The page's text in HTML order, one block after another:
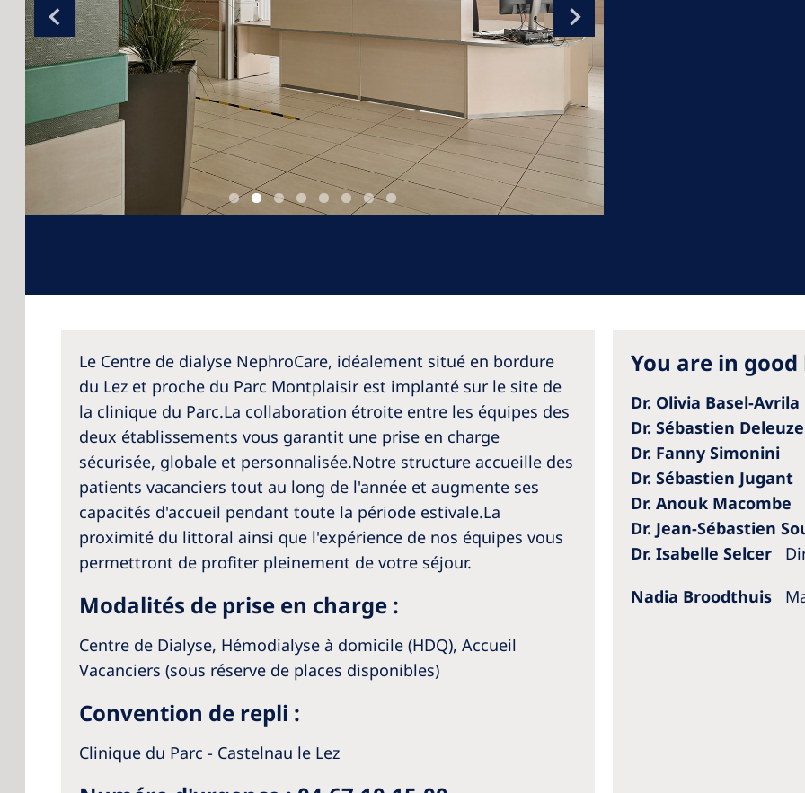
Romania
Russia
Asia Pacific
Asia Pacific
Australia
Philippines
Le Centre de dialyse NephroCare, idéalement situé en bordure
du Lez et proche du Parc Montplaisir est implanté sur le site de
la clinique du Parc.La collaboration étroite entre les équipes des
deux établissements vous garantit une prise en charge
sécurisée, globale et personnalisée.Notre structure accueille des
patients vacanciers tout au long de l'année et augmente ses
capacités d'accueil pendant toute la période estivale.La
proximité du littoral ainsi que l'expérience de nos équipes vous
permettront de profiter pleinement de votre séjour.
Modalités de prise en charge :
Centre de Dialyse, Hémodialyse à domicile (HDQ), Accueil
Vacanciers (sous réserve de places disponibles)
Convention de repli :
Clinique du Parc - Castelnau le Lez
You are in
Dr. Olivia Basel-Avrila
Dr. Sébastien Deleuze
Dr. Fanny Simonini
Dr. Sébastien Jugant
Dr. Anouk Macombe
Dr. Jean-Sébastien
Dr. Isabelle Selcer
Nadia Broodthuis